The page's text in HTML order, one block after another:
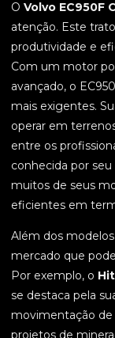
O Volvo EC950F
atenção. Este
produtividade e
Com um motor
avançado, o
mais exigentes.
operar em
entre os
conhecida por
muitos de seus
eficientes em
Além dos
mercado que
Por exemplo, o
se destaca pela
movimentação de
projetos de